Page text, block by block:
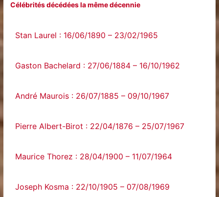
Célébrités décédées la même décennie
Stan Laurel : 16/06/1890 – 23/02/1965
Gaston Bachelard : 27/06/1884 – 16/10/1962
André Maurois : 26/07/1885 – 09/10/1967
Pierre Albert-Birot : 22/04/1876 – 25/07/1967
Maurice Thorez : 28/04/1900 – 11/07/1964
Joseph Kosma : 22/10/1905 – 07/08/1969